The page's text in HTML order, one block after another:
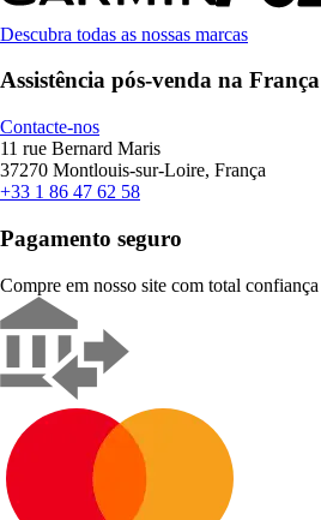
Descubra todas as nossas marcas
Assistência pós-venda na França
Contacte-nos
11 rue Bernard Maris
37270 Montlouis-sur-Loire, França
+33 1 86 47 62 58
Pagamento seguro
Compre em nosso site com total confiança